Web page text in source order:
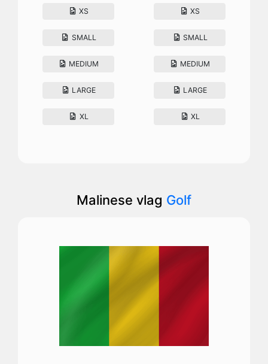
XS
SMALL
MEDIUM
LARGE
XL
XS
SMALL
MEDIUM
LARGE
XL
Malinese vlag Golf